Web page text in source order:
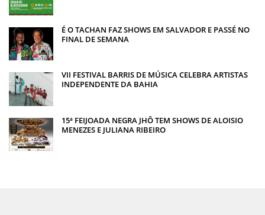
É O TACHAN FAZ SHOWS EM SALVADOR E PASSÉ NO
FINAL DE SEMANA
VII FESTIVAL BARRIS DE MÚSICA CELEBRA ARTISTAS
INDEPENDENTE DA BAHIA
15ª FEIJOADA NEGRA JHÔ TEM SHOWS DE ALOISIO
MENEZES E JULIANA RIBEIRO